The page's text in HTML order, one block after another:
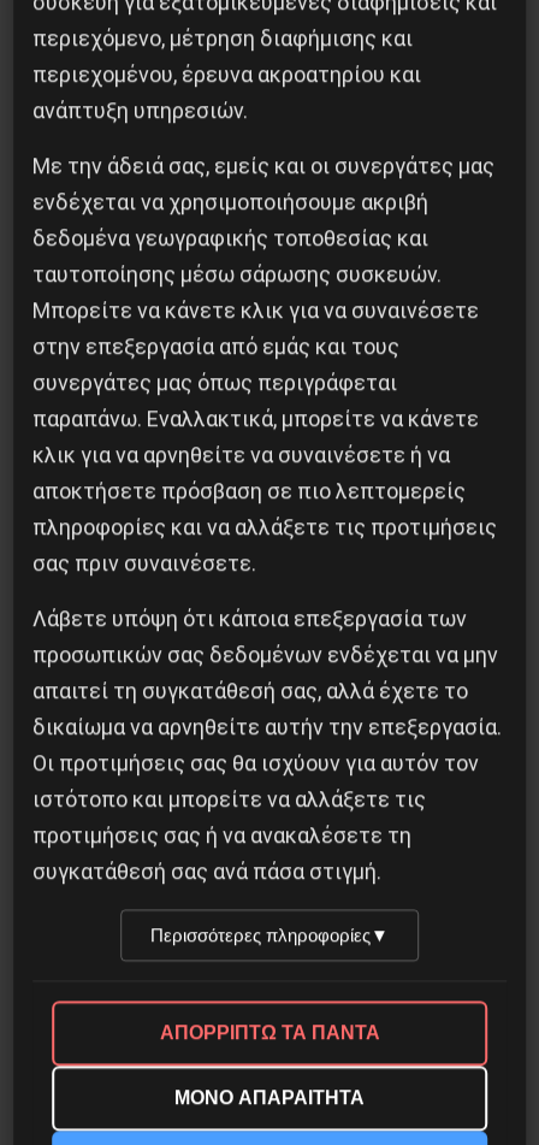
Το ΑΙ βαθαίνει την Κρίση
Besa, το νέο πολιτικό μανιφέστο του Ράμα
5 Αυγούστου 2026
Διδάκτορας μαθηματικών στο Παρίσι ο
περιεχόμενο, μέτρηση διαφήμισης και
περιεχομένου, έρευνα ακροατηρίου και
ανάπτυξη υπηρεσιών.
Με την άδειά σας, εμείς και οι συνεργάτες μας
ενδέχεται να χρησιμοποιήσουμε ακριβή
δεδομένα γεωγραφικής τοποθεσίας και
ταυτοποίησης μέσω σάρωσης συσκευών.
Μπορείτε να κάνετε κλικ για να συναινέσετε
στην επεξεργασία από εμάς και τους
συνεργάτες μας όπως περιγράφεται
παραπάνω. Εναλλακτικά, μπορείτε να κάνετε
κλικ για να αρνηθείτε να συναινέσετε ή να
αποκτήσετε πρόσβαση σε πιο λεπτομερείς
πληροφορίες και να αλλάξετε τις προτιμήσεις
σας πριν συναινέσετε.
Λάβετε υπόψη ότι κάποια επεξεργασία των
προσωπικών σας δεδομένων ενδέχεται να μην
απαιτεί τη συγκατάθεσή σας, αλλά έχετε το
δικαίωμα να αρνηθείτε αυτήν την επεξεργασία.
Οι προτιμήσεις σας θα ισχύουν για αυτόν τον
ιστότοπο και μπορείτε να αλλάξετε τις
προτιμήσεις σας ή να ανακαλέσετε τη
συγκατάθεσή σας ανά πάσα στιγμή.
Περισσότερες πληροφορίες▼
ΑΠΟΡΡΙΠΤΩ ΤΑ ΠΑΝΤΑ
ΜΟΝΟ ΑΠΑΡΑΙΤΗΤΑ